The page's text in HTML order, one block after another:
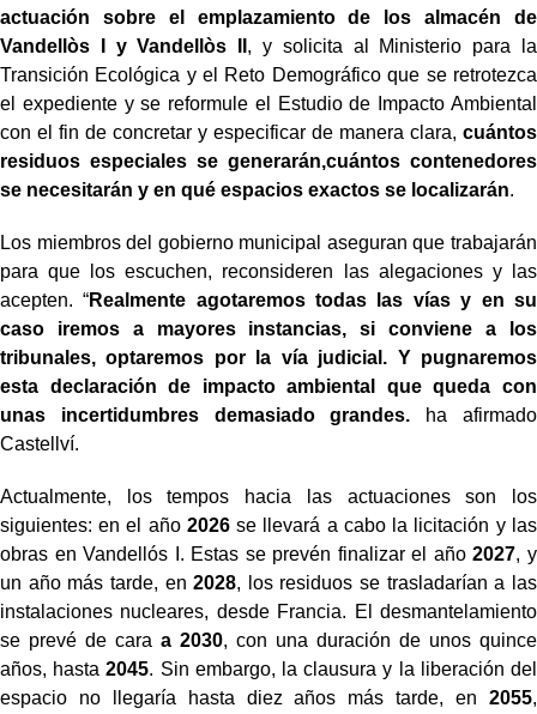
actuación sobre el emplazamiento de los almacén de
Vandellòs I y Vandellòs II , y solicita al Ministerio para la
Transición Ecológica y el Reto Demográfico que se retrotezca
el expediente y se reformule el Estudio de Impacto Ambiental
con el fin de concretar y especificar de manera clara, cuántos
residuos especiales se generarán,cuántos contenedores
se necesitarán y en qué espacios exactos se localizarán.
Los miembros del gobierno municipal aseguran que trabajarán
para que los escuchen, reconsideren las alegaciones y las
acepten. “Realmente agotaremos todas las vías y en su
caso iremos a mayores instancias, si conviene a los
tribunales, optaremos por la vía judicial. Y pugnaremos
esta declaración de impacto ambiental que queda con
unas incertidumbres demasiado grandes.
ha afirmado
Castellví.
Actualmente, los tempos hacia las actuaciones son los
siguientes: en el año 2026se llevará a cabo la licitación y las
obras en Vandellós I. Estas se prevén finalizar el año2027, y
un año más tarde, en2028, los residuos se trasladarían a las
instalaciones nucleares, desde Francia. El desmantelamiento
se prevé de cara a 2030, con una duración de unos quince
años, hasta2045. Sin embargo, la clausura y la liberación del
espacio no llegaría hasta diez años más tarde, en 2055,